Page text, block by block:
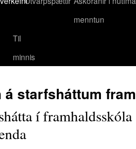
menntun
Til
minnis
á starfsháttum
í